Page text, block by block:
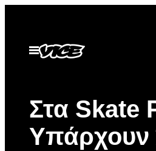
περιεχόμενο
Ανοίξτε
το
Στα Skate
Υπάρχουν